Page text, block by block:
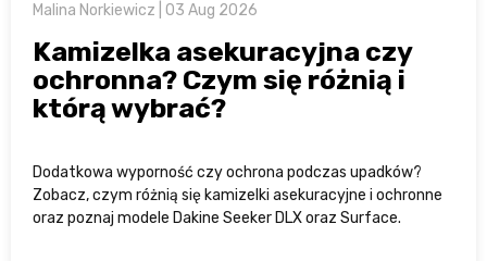
Malina Norkiewicz | 03 Aug 2026
Kamizelka asekuracyjna czy
ochronna? Czym się różnią i
którą wybrać?
Dodatkowa wyporność czy ochrona podczas upadków?
Zobacz, czym różnią się kamizelki asekuracyjne i ochronne
oraz poznaj modele Dakine Seeker DLX oraz Surface.